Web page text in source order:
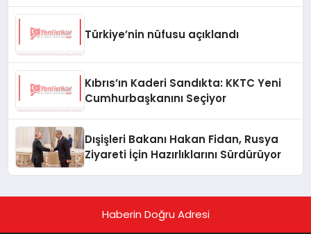
Türkiye’nin nüfusu açıklandı
Kıbrıs’ın Kaderi Sandıkta: KKTC Yeni
Cumhurbaşkanını Seçiyor
Dışişleri Bakanı Hakan Fidan, Rusya
Ziyareti İçin Hazırlıklarını Sürdürüyor
Haberin Doğru Adresi